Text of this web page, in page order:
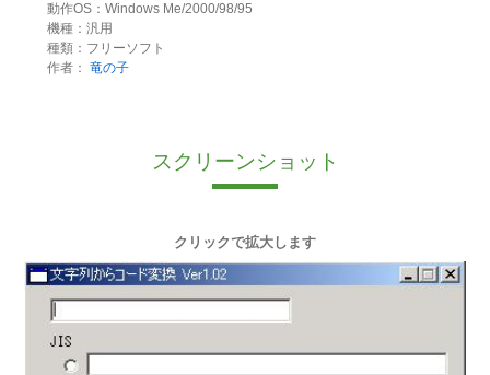
動作OS：Windows Me/2000/98/95
機種：汎用
種類：フリーソフト
作者： 竜の子
スクリーンショット
クリックで拡大します